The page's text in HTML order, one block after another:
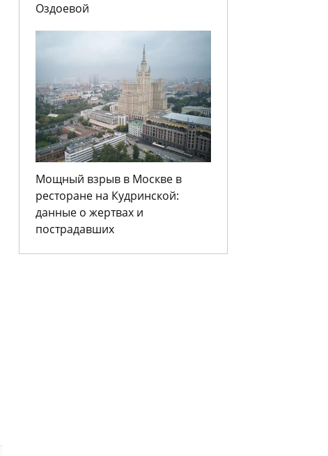
Оздоевой
Мощный взрыв в Москве в
ресторане на Кудринской:
данные о жертвах и
пострадавших